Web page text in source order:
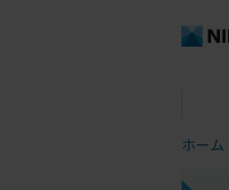
ホーム